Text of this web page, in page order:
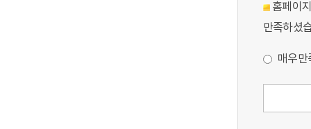
홈페이
만족하셨
매우만